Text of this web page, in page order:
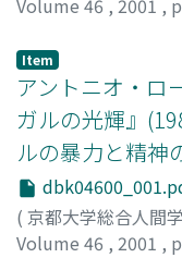
Item
アントニオ・ロ
ガルの光輝』
ルの暴力と精神
( 京都大学総合人間
Volume 46 , 2001 ,